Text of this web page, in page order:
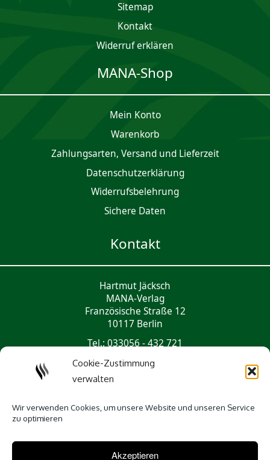
Cookie-Zustimmung
verwalten
Wir verwenden Cookies, um unsere Website und unseren Service
zu optimieren
Akzeptieren
Sitemap
Kontakt
Widerruf erklären
MANA-Shop
Mein Konto
Waren­korb
Zahlungsarten, Versand und Lieferzeit
Daten­schutz­er­klärung
Widerrufsbelehrung
Sichere Daten
Kontakt
Hartmut Jäcksch
MANA-Verlag
Französische Straße 12
10117 Berlin
Tel.: 033056 - 432 721
Social Media